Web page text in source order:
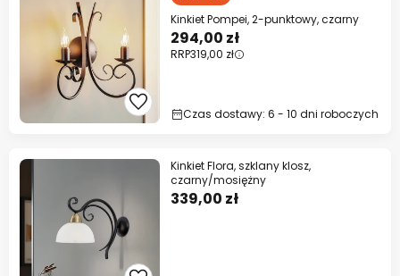
Kinkiet Pompei, 2-punktowy, czarny
294,00 zł
RRP319,00 zł
Czas dostawy: 6 - 10 dni roboczych
Kinkiet Flora, szklany klosz,
czarny/mosiężny
339,00 zł